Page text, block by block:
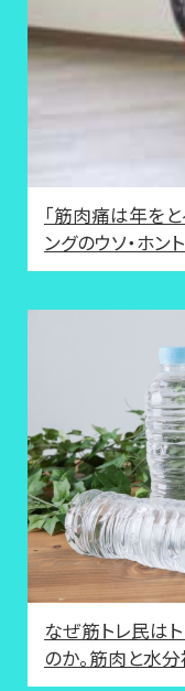
「筋肉痛は年を
ングのウソ・ホント
なぜ筋トレ民は
のか。筋肉と水